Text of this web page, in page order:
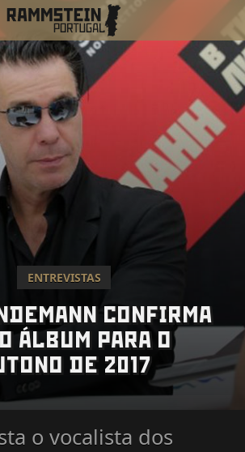
ENTREVISTAS
CONFIRMA
ÁLBUM PARA O
DE 2017
o vocalista dos